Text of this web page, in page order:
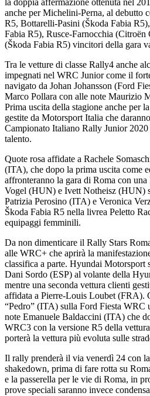
anche per Michelini-Perna, al debutto
R5, Bottarelli-Pasini (Škoda Fabia
Fabia R5), Rusce-Farnocchia
(Škoda Fabia R5) vincitori della gara
Tra le vetture di classe Rally4 anche
impegnati nel WRC Junior come il
navigato da Johan Johansson (Ford
Marco Pollara con alle note Maurizio
Prima uscita della stagione anche per
gestite da Motorsport Italia che
Campionato Italiano Rally Junior
talento.
Quote rosa affidate a Rachele
(ITA), che dopo la prima uscita come
affronteranno la gara di Roma con
Vogel (HUN) e Ivett Notheisz (HUN)
Patrizia Perosino (ITA) e Veronica
Škoda Fabia R5 nella livrea Peletto
equipaggi femminili.
Da non dimenticare il Rally Stars
alle WRC+ che aprirà la
classifica a parte. Hyundai Motorsport
Dani Sordo (ESP) al volante della
mentre una seconda vettura clienti
affidata a Pierre-Louis Loubet (FRA).
“Pedro” (ITA) sulla Ford Fiesta
note Emanuele Baldaccini (ITA) che
WRC3 con la versione R5 della
porterà la vettura più evoluta sulle
Il rally prenderà il via venerdì 24 con
shakedown, prima di fare rotta su
e la passerella per le vie di Roma, in
prove speciali saranno invece